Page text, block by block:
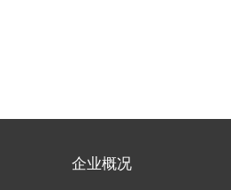
企业概况